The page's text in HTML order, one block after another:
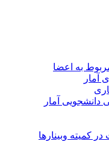
به اعضا
آمار
وبینارها